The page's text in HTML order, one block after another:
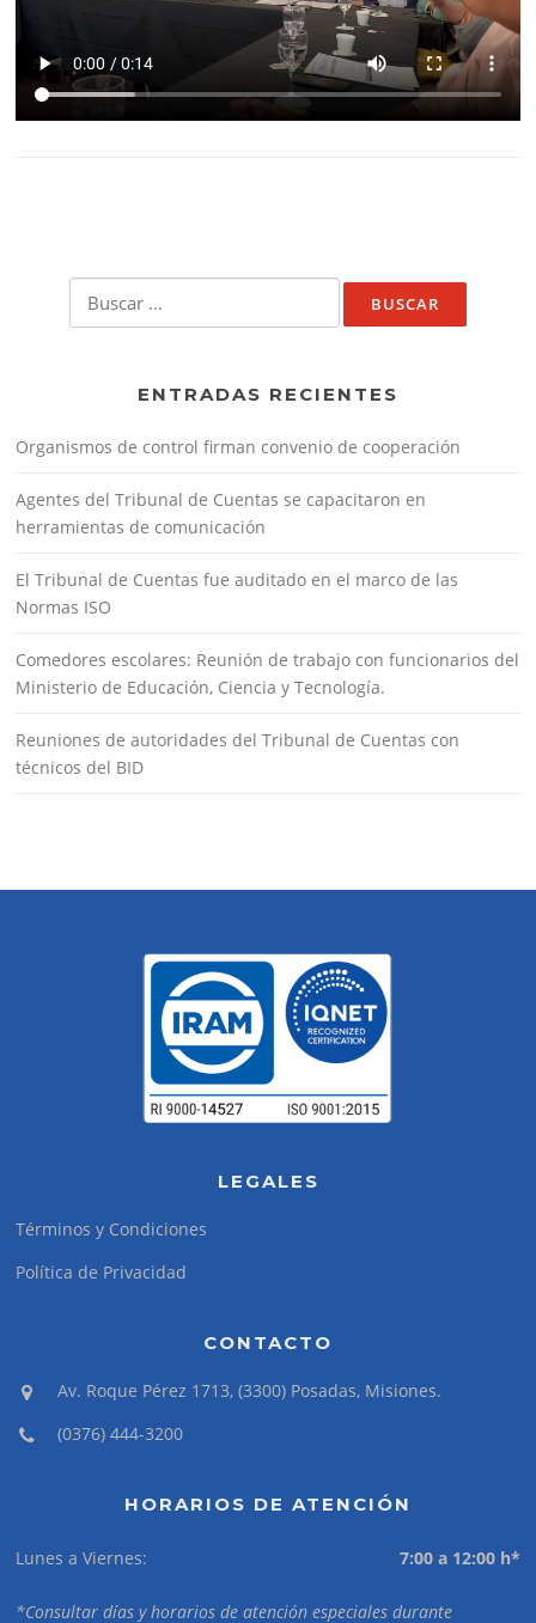
ENTRADAS RECIENTES
Organismos de control firman convenio de cooperación
Agentes del Tribunal de Cuentas se capacitaron en
herramientas de comunicación
El Tribunal de Cuentas fue auditado en el marco de las
Normas ISO
Comedores escolares: Reunión de trabajo con funcionarios del
Ministerio de Educación, Ciencia y Tecnología.
Reuniones de autoridades del Tribunal de Cuentas con
técnicos del BID
LEGALES
Términos y Condiciones
Política de Privacidad
CONTACTO
Av. Roque Pérez 1713, (3300) Posadas, Misiones.
(0376) 444-3200
HORARIOS DE ATENCIÓN
Lunes a Viernes: 7:00 a 12:00 h*
*Consultar días y horarios de atención especiales durante